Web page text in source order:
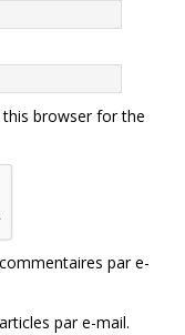
browser for the
par e-
par e-mail.